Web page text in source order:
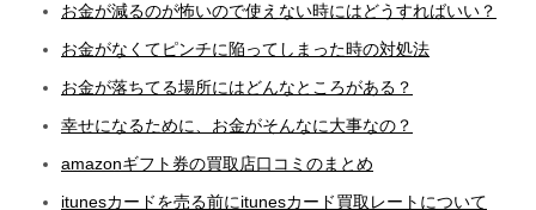
お金が減るのが怖いので使えない時にはどうすればいい？
お金がなくてピンチに陥ってしまった時の対処法
お金が落ちてる場所にはどんなところがある？
幸せになるために、お金がそんなに大事なの？
amazonギフト券の買取店口コミのまとめ
itunesカードを売る前にitunesカード買取レートについて